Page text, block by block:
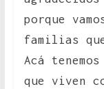
porque
familias
Acá
que viven